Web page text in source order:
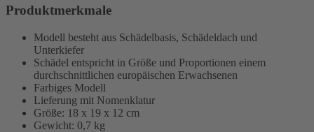
Produktmerkmale
Modell besteht aus Schädelbasis, Schädeldach und
Unterkiefer
Schädel entspricht in Größe und Proportionen einem
durchschnittlichen europäischen Erwachsenen
Farbiges Modell
Lieferung mit Nomenklatur
Größe: 18 x 19 x 12 cm
Gewicht: 0,7 kg